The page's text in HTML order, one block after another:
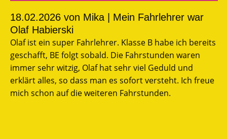
18.02.2026 von Mika | Mein Fahrlehrer war
Olaf Habierski
Olaf ist ein super Fahrlehrer. Klasse B habe ich bereits
geschafft, BE folgt sobald. Die Fahrstunden waren
immer sehr witzig, Olaf hat sehr viel Geduld und
erklärt alles, so dass man es sofort versteht. Ich freue
mich schon auf die weiteren Fahrstunden.